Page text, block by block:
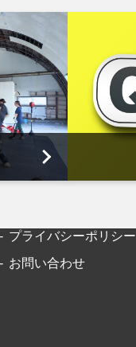
プライバシーポリシー
お問い合わせ